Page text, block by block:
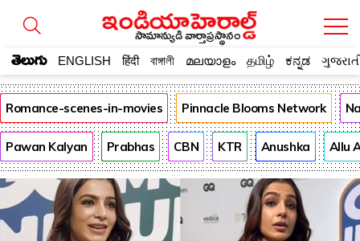
సామాన్యుడి వార్తాప్రస్థానం
తెలుగు ENGLISH हिंदी বাঙ্গালী മലയാളം தமிழ் ಕನ್ನಡ
Romance-scenes-in-movies Pinnacle Blooms Network
Pawan Kalyan Prabhas CBN KTR Anushka Allu